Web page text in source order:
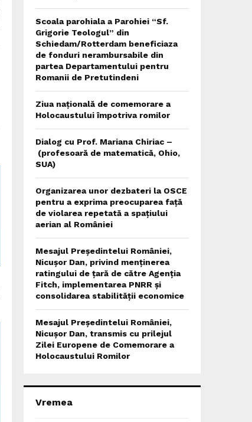
Scoala parohiala a Parohiei “Sf.
Grigorie Teologul” din
Schiedam/Rotterdam beneficiaza
de fonduri nerambursabile din
partea Departamentului pentru
Romanii de Pretutindeni
Ziua națională de comemorare a
Holocaustului împotriva romilor
Dialog cu Prof. Mariana Chiriac –
(profesoară de matematică, Ohio,
SUA)
Organizarea unor dezbateri la OSCE
pentru a exprima preocuparea față
de violarea repetată a spațiului
aerian al României
Mesajul Președintelui României,
Nicușor Dan, privind menținerea
ratingului de țară de către Agenția
Fitch, implementarea PNRR și
consolidarea stabilității economice
Mesajul Președintelui României,
Nicușor Dan, transmis cu prilejul
Zilei Europene de Comemorare a
Holocaustului Romilor
Vremea